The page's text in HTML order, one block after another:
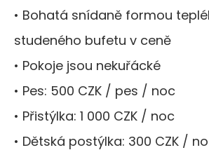
• Bohatá snídaně formou
studeného bufetu v ceně
• Pokoje jsou nekuřácké
• Pes: 500 CZK / pes / noc
• Přistýlka: 1 000 CZK / noc
• Dětská postýlka: 300 CZK /